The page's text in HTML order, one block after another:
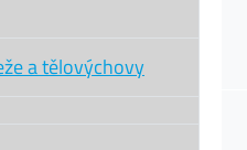
a tělovýchovy